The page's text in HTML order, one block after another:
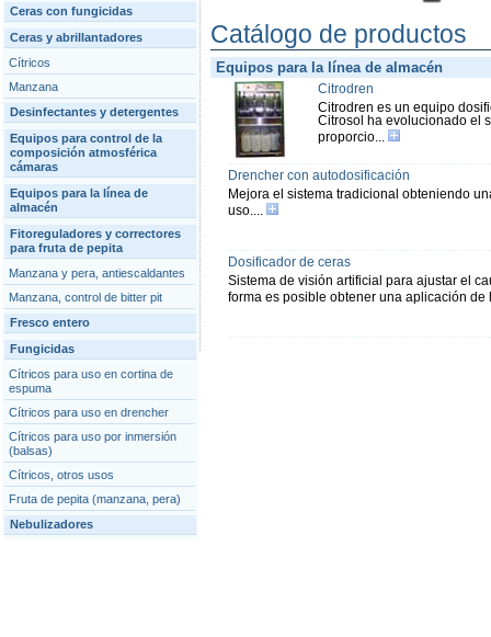
Ceras con fungicidas
Ceras y abrillantadores
Cítricos
Manzana
Desinfectantes y detergentes
Equipos para control de la
composición atmosférica
cámaras
Equipos para la línea de
almacén
Fitoreguladores y correctores
para fruta de pepita
Manzana y pera, antiescaldantes
Manzana, control de bitter pit
Fresco entero
Fungicidas
Cítricos para uso en cortina de
espuma
Cítricos para uso en drencher
Cítricos para uso por inmersión
(balsas)
Cítricos, otros usos
Fruta de pepita (manzana, pera)
Nebulizadores
Catálogo de productos
Equipos para la línea de almacén
Citrodren
Citrodren es un equipo
Citrosol ha evolucionado el
proporcio...
Drencher con autodosificación
Mejora el sistema tradicional obteniendo
uso....
Dosificador de ceras
Sistema de visión artificial para ajustar el
forma es posible obtener una aplicación